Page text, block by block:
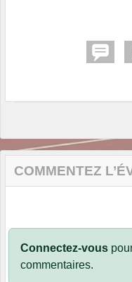
COMMENTEZ
Connectez-vous
commentaires.